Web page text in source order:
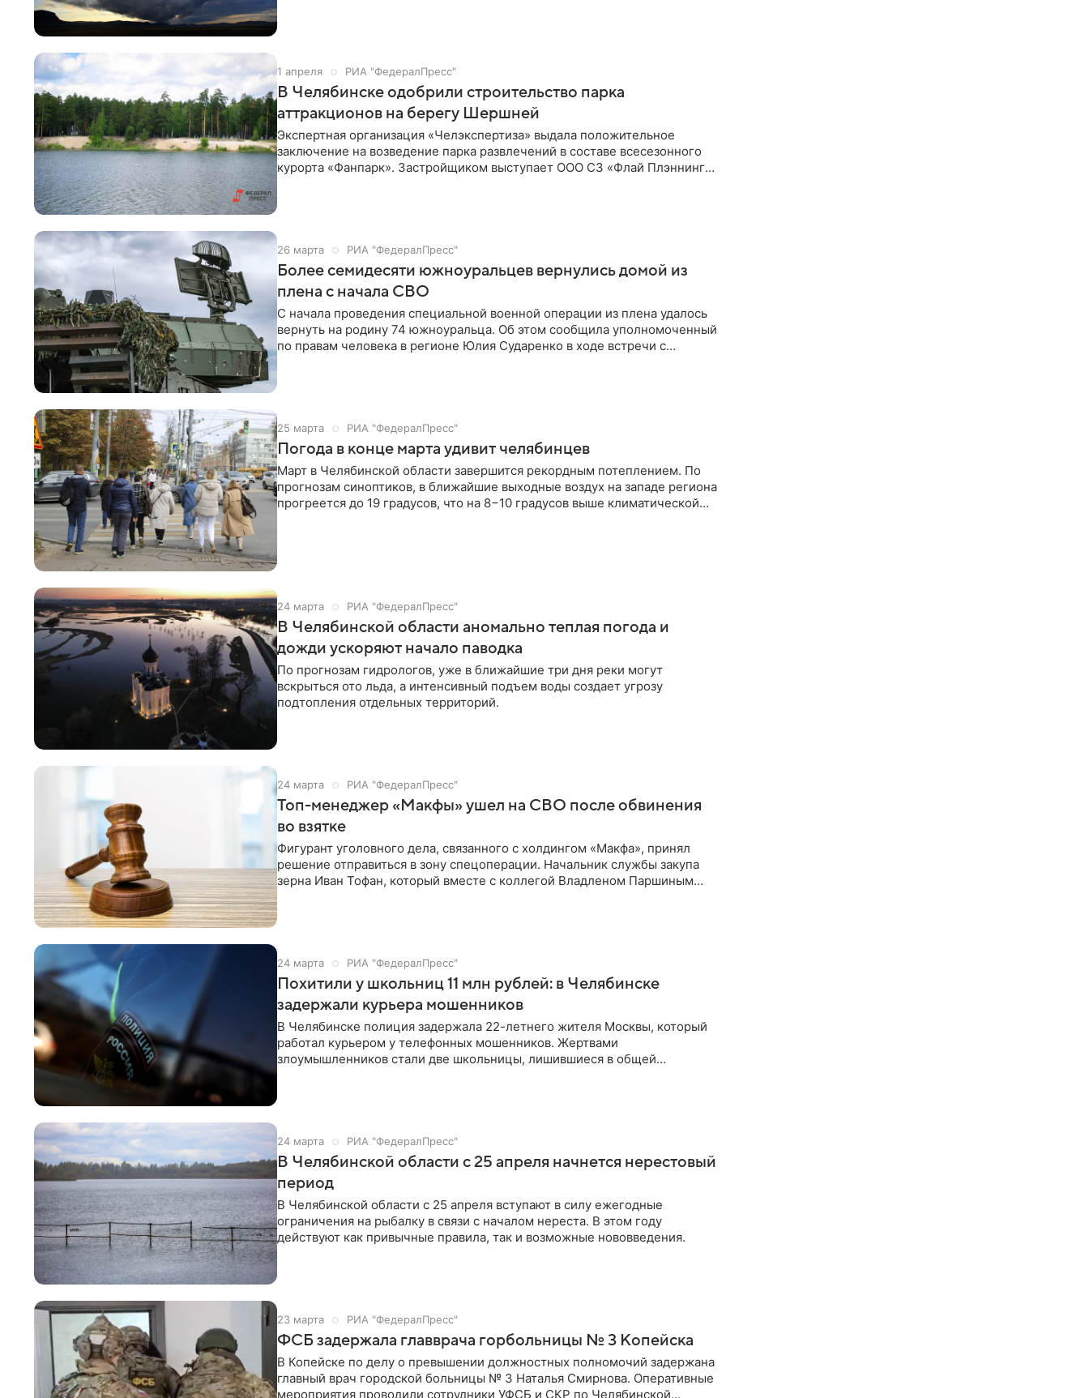
1 апреля РИА "ФедералПресс"
В Челябинске одобрили строительство парка
аттракционов на берегу Шершней
Экспертная организация «Челэкспертиза» выдала положительное
заключение на возведение парка развлечений в составе всесезонного
курорта «Фанпарк». Застройщиком выступает ООО СЗ «Флай Плэннинг
26 марта РИА "ФедералПресс"
Более семидесяти южноуральцев вернулись домой из
плена с начала СВО
С начала проведения специальной военной операции из плена удалось
вернуть на родину 74 южноуральца. Об этом сообщила уполномоченный
по правам человека в регионе Юлия Сударенко в ходе встречи с
25 марта РИА "ФедералПресс"
Погода в конце марта удивит челябинцев
Март в Челябинской области завершится рекордным потеплением. По
прогнозам синоптиков, в ближайшие выходные воздух на западе региона
прогреется до 19 градусов, что на 8−10 градусов выше климатической
24 марта РИА "ФедералПресс"
В Челябинской области аномально теплая погода и
дожди ускоряют начало паводка
По прогнозам гидрологов, уже в ближайшие три дня реки могут
вскрыться ото льда, а интенсивный подъем воды создает угрозу
подтопления отдельных территорий.
24 марта РИА "ФедералПресс"
Топ-менеджер «Макфы» ушел на СВО после обвинения
во взятке
Фигурант уголовного дела, связанного с холдингом «Макфа», принял
решение отправиться в зону спецоперации. Начальник службы закупа
зерна Иван Тофан, который вместе с коллегой Владленом Паршиным
24 марта РИА "ФедералПресс"
Похитили у школьниц 11 млн рублей: в Челябинске
задержали курьера мошенников
В Челябинске полиция задержала 22-летнего жителя Москвы, который
работал курьером у телефонных мошенников. Жертвами
злоумышленников стали две школьницы, лишившиеся в общей
24 марта РИА "ФедералПресс"
В Челябинской области с 25 апреля начнется нерестовый
период
В Челябинской области с 25 апреля вступают в силу ежегодные
ограничения на рыбалку в связи с началом нереста. В этом году
действуют как привычные правила, так и возможные нововведения.
23 марта РИА "ФедералПресс"
ФСБ задержала главврача горбольницы № 3 Копейска
В Копейске по делу о превышении должностных полномочий задержана
главный врач городской больницы № 3 Наталья Смирнова. Оперативные
мероприятия проводили сотрудники УФСБ и СКР по Челябинской